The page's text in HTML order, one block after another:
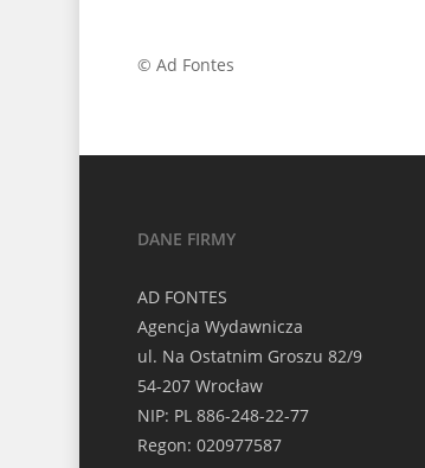
© Ad Fontes
DANE FIRMY
AD FONTES
Agencja Wydawnicza
ul. Na Ostatnim Groszu 82/9
54-207 Wrocław
NIP: PL 886-248-22-77
Regon: 020977587